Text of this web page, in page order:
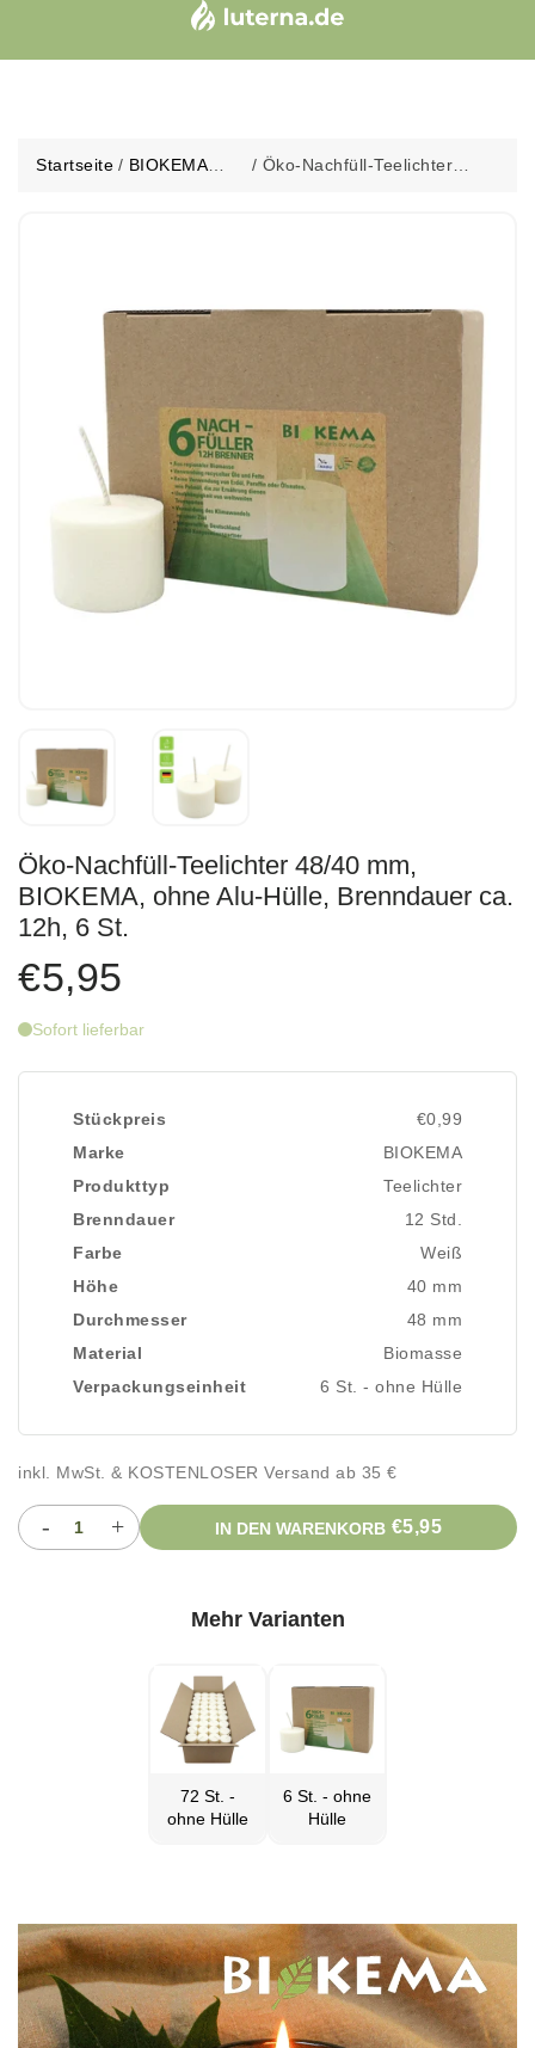
Startseite / BIOKEMA
/ Öko-Nachfüll-Teelichter
Öko-Nachfüll-Teelichter 48/40 mm,
BIOKEMA, ohne Alu-Hülle, Brenndauer ca.
12h, 6 St.
€5,95
Sofort lieferbar
Stückpreis
€0,99
Marke
BIOKEMA
Produkttyp
Teelichter
Brenndauer
12 Std.
Farbe
Weiß
Höhe
40 mm
Durchmesser
48 mm
Material
Biomasse
Verpackungseinheit
6 St. - ohne Hülle
inkl. MwSt. & KOSTENLOSER Versand ab 35 €
- + IN DEN WARENKORB €5,95
Mehr Varianten
72 St. -
ohne Hülle
6 St. - ohne
Hülle